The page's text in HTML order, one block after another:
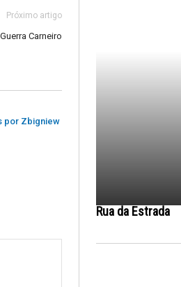
Próximo artigo
Carneiro
por Zbigniew
Rua da Estrada